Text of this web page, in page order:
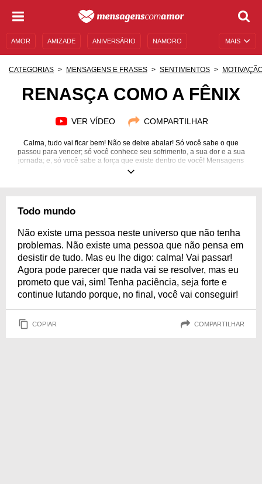
MAIS
AMOR AMIZADE ANIVERSÁRIO NAMORO
CATEGORIAS MENSAGENS E FRASES SENTIMENTOS
RENASÇA COMO A FÊNIX
VER VÍDEO COMPARTILHAR
Calma, tudo vai ficar bem! Não se deixe abalar! Só você sabe o que
passou para vencer; só você conhece seu sofrimento, a sua dor e a sua
jornada; e, só você sabe a força que existe dentro de você! Mensagens
motivacionais sobre tirar o que tem de bom de situações ruins.
Todo mundo
Não existe uma pessoa neste universo que não tenha
problemas. Não existe uma pessoa que não pensa em
desistir de tudo. Mas eu lhe digo: calma! Vai passar!
Agora pode parecer que nada vai se resolver, mas eu
prometo que vai, sim! Tenha paciência, seja forte e
continue lutando porque, no final, você vai conseguir!
COPIAR COMPARTILHAR